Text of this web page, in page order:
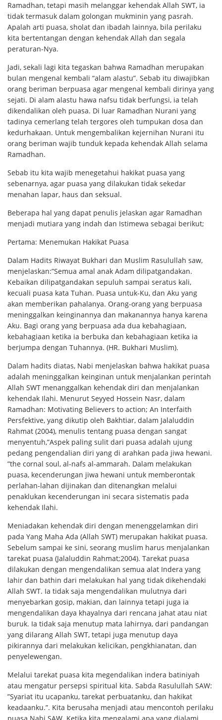
Ramadhan, tetapi masih melanggar kehendak Allah SWT, ia
tidak termasuk dalam golongan mukminin yang pasrah.
Apalah arti puasa, sholat dan ibadah lainnya, bila perilaku
kita bertentangan dengan kehendak Allah dan segala
peraturan-Nya.
Jadi, sekali lagi kita tegaskan bahwa Ramadhan merupakan
bulan mengenal kembali “alam alastu”. Sebab itu diwajibkan
orang beriman berpuasa agar mengenal kembali dirinya yang
sejati. Di alam alastu hawa nafsu tidak berfungsi, ia telah
dikendalikan oleh puasa. Di luar Ramadhan Nurani yang
tadinya cemerlang telah tergores oleh tumpukan dosa dan
kedurhakaan. Untuk mengembalikan kejernihan Nurani itu
orang beriman wajib tunduk kepada kehendak Allah selama
Ramadhan.
Sebab itu kita wajib menegetahui hakikat puasa yang
sebenarnya, agar puasa yang dilakukan tidak sekedar
menahan lapar, haus dan seksual.
Beberapa hal yang dapat penulis jelaskan agar Ramadhan
menjadi mutiara yang indah dan Istimewa sebagai berikut;
Pertama: Menemukan Hakikat Puasa
Dalam Hadits Riwayat Bukhari dan Muslim Rasulullah saw,
menjelaskan:”Semua amal anak Adam dilipatgandakan.
Kebaikan dilipatgandakan sepuluh sampai seratus kali,
kecuali puasa kata Tuhan. Puasa untuk-Ku, dan Aku yang
akan memberikan pahalanya. Orang-orang yang berpuasa
meninggalkan keinginannya dan makanannya hanya karena
Aku. Bagi orang yang berpuasa ada dua kebahagiaan,
kebahagiaan ketika ia berbuka dan kebahagiaan ketika ia
berjumpa dengan Tuhannya. (HR. Bukhari Muslim).
Dalam hadits diatas, Nabi menjelaskan bahwa hakikat puasa
adalah meninggalkan keinginan untuk menjalankan perintah
Allah SWT menanggalkan kehendak diri dan menjalankan
kehendak Ilahi. Menurut Seyyed Hossein Nasr, dalam
Ramadhan: Motivating Believers to action; An Interfaith
Persfektive, yang dikutip oleh Bakhtiar, dalam Jalaluddin
Rahmat (2004), menulis tentang puasa dengan sangat
menyentuh,”Aspek paling sulit dari puasa adalah ujung
pedang pengendalian diri yang di arahkan pada jiwa hewani.
”the cornal soul, al-nafs al-ammarah. Dalam melakukan
puasa, kecenderungan jiwa hewani untuk memberontak
perlahan-lahan dijinakan dan ditenangkan melalui
penaklukan kecenderungan ini secara sistematis pada
kehendak Ilahi.
Meniadakan kehendak diri dengan menenggelamkan diri
pada Yang Maha Ada (Allah SWT) merupakan hakikat puasa.
Sebelum sampai ke sini, seorang muslim harus menjalankan
tarekat puasa (Jalaluddin Rahmat;2004). Tarekat puasa
dilakukan dengan mengendalikan semua alat Indera yang
lahir dan bathin dari melakukan hal yang tidak dikehendaki
Allah SWT. Ia tidak saja mengendalikan mulutnya dari
menyebarkan gosip, makian, dan lainnya tetapi juga ia
mengendalikan daya khayalnya dari rencana jahat atau niat
buruk. Ia tidak saja menutup mata lahirnya, dari pandangan
yang dilarang Allah SWT, tetapi juga menutup daya
pikirannya dari melakukan kelicikan, pengkhianatan, dan
penyelewengan.
Melalui tarekat puasa kita megendalikan indera batiniyah
atau mengatur persepsi spiritual kita. Sabda Rasulullah SAW:
”Syariat itu ucapanku, tarekat perbuatanku, dan hakikat
keadaanku.”. Kita berusaha menjadi atau mencontoh perilaku